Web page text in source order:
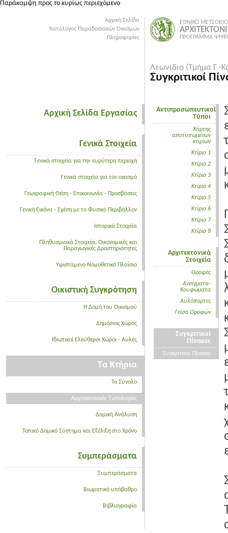
Παράκαμψη προς το κυρίως περιεχόμενο
Αρχική Σελίδα
Κατάλογος Παραδοσιακών Οικισμών
Πληροφορίες
Αρχική Σελίδα Εργασίας
Γενικά Στοιχεία
Γενικά στοιχεία για την ευρύτερη περιοχή
Γενικά στοιχεία για τον οικισμό
Γεωγραφική Θέση - Επικοινωνία - Προσβάσεις
Γενική Εικόνα - Σχέση με το Φυσικό Περιβάλλον
Ιστορικά Στοιχεία
Πληθυσμιακά Στοιχεία, Οικονομικές και
Παραγωγικές Δραστηριότητες
Υφιστάμενο Νομοθετικό Πλαίσιο
Οικιστική Συγκρότηση
Η Δομή του Οικισμού
Δημόσιος Χώρος
Ιδιωτικοί Ελεύθεροι Χώροι - Αυλές
Τα Κτήρια
Το Σύνολο
Αρχιτεκτονικές Τυπολογίες
Δομική Ανάλυση
Τοπικό Δομικό Σύστημα και Εξέλιξη στο Χρόνο
Συμπεράσματα
Συμπεράσματα
Βιωματικό υπόβαθρο
Βιβλιογραφία
ΕΘΝΙΚΟ
ΠΡΟΓΡΑΜΜΑ
Λεωνίδιο (Τμήμα Γ -
Συγκριτικοί
Αντιπροσωπευτικοί
Τύποι
Χάρτης
αποτυπωμένων
κτιρίων
Κτίριο 1
Κτίριο 2
Κτίριο 3
Κτίριο 4
Κτίριο 5
Κτίριο 6
Κτίριο 7
Κτίριο 8
Αρχιτεκτονικά
Στοιχεία
Οροφές
Ανοίγματα-
Κουφώματα
Αυλόπορτες
Γείσα Οροφών
Συγκριτικοί
Πίνακες
Συγκριτικοί Πίνακες